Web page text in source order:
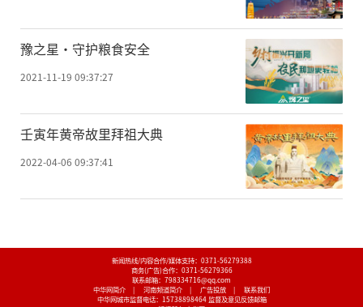
豫之星·守护粮食安全
2021-11-19 09:37:27
壬寅年黄帝故里拜祖大典
2022-04-06 09:37:41
新闻热线/内容合作/媒体支持： 0371-56279388
商务(广告)合作： 0371-56279366
联系邮箱：798334716@qq.com
中华网简介
| 河南频道简介 | 广告投放 |
联系我们
中华网城市监督电话： 15738898464 监督及意见反馈邮箱